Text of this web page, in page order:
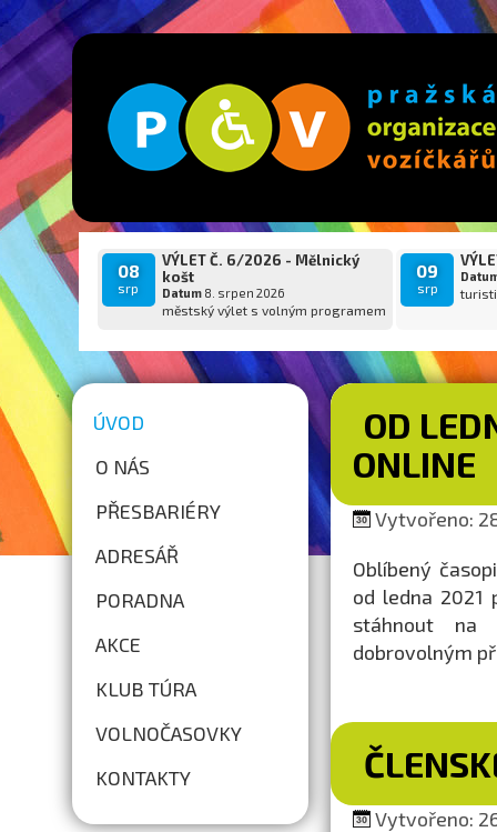
08
srp
VÝLET Č. 6/2026 - Mělnický
košt
Datum8. srpen 2026
městský výlet s volným programem
09
srp
ÚVOD
O NÁS
PŘESBARIÉRY
ADRESÁŘ
PORADNA
AKCE
KLUB TÚRA
VOLNOČASOVKY
KONTAKTY
OD
ONLINE
Vytvořeno:
Oblíbený
od ledna 2021
stáhnout na
dobrovolným
Vytvořeno: